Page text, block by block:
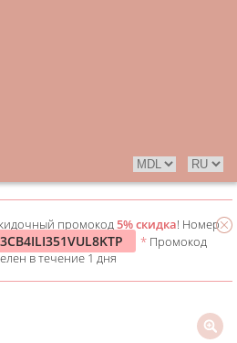
промокод5% скидка! Номер
* Промокод
в течение 1 дня